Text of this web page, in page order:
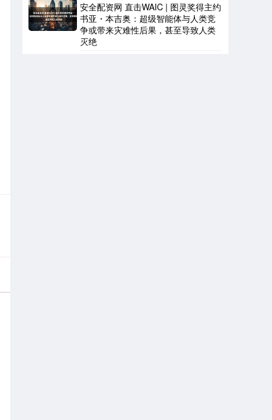
安全配资网 直击WAIC | 图灵奖得主约
书亚・本吉奥：超级智能体与人类竞
争或带来灾难性后果，甚至导致人类
灭绝